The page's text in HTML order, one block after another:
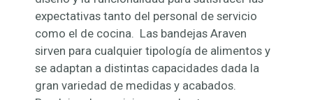
expectativas tanto del personal de servicio
como el de cocina. Las bandejas Araven
sirven para cualquier tipología de alimentos y
se adaptan a distintas capacidades dada la
gran variedad de medidas y acabados.